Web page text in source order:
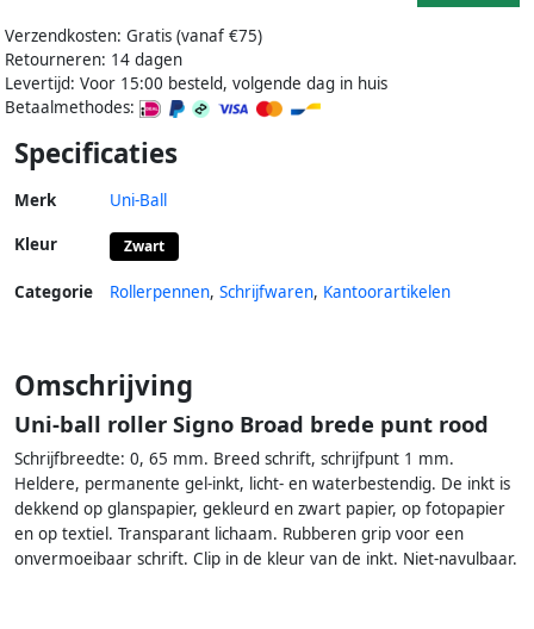
Verzendkosten: Gratis (vanaf €75)
Retourneren: 14 dagen
Levertijd: Voor 15:00 besteld, volgende dag in huis
Betaalmethodes:
Specificaties
Merk Uni-Ball
Kleur Zwart
Categorie Rollerpennen, Schrijfwaren, Kantoorartikelen
Omschrijving
Uni-ball roller Signo Broad brede punt rood
Schrijfbreedte: 0, 65 mm. Breed schrift, schrijfpunt 1 mm.
Heldere, permanente gel-inkt, licht- en waterbestendig. De inkt is
dekkend op glanspapier, gekleurd en zwart papier, op fotopapier
en op textiel. Transparant lichaam. Rubberen grip voor een
onvermoeibaar schrift. Clip in de kleur van de inkt. Niet-navulbaar.